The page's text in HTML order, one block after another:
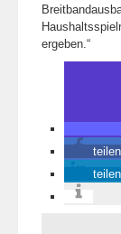
ergeben.“
teilen
teilen